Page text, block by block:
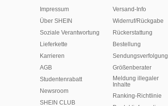
Impressum
Über SHEIN
Soziale Verantwortung
Lieferkette
Karrieren
AGB
Studentenrabatt
Newsroom
SHEIN CLUB
Versand-Info
Widerruf/Rückgabe
Rückerstattung
Bestellung
Sendungsverfolgung
Größenberater
Meldung illegaler
Inhalte
Ranking-Richtlinie